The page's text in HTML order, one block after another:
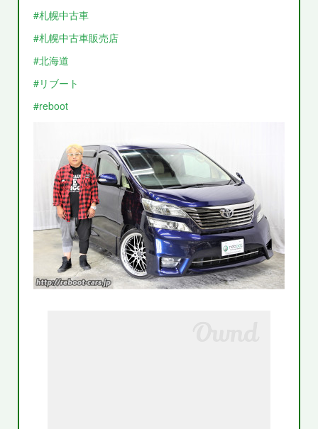
#札幌中古車
#札幌中古車販売店
#北海道
#リブート
#reboot